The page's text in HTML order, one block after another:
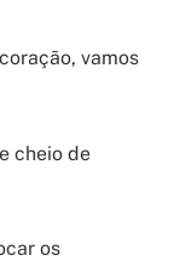
vamos
cheio de
os